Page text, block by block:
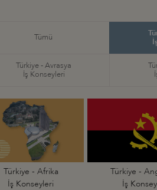
Tümü
Türkiye - Avrasya
İş Konseyleri
Türkiye - Afrika
İş Konseyleri
Türkiye -
İş